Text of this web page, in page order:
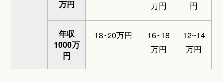
万円
万円
円
年収
1000万
円
18~20万円
16~18
万円
12~14
万円